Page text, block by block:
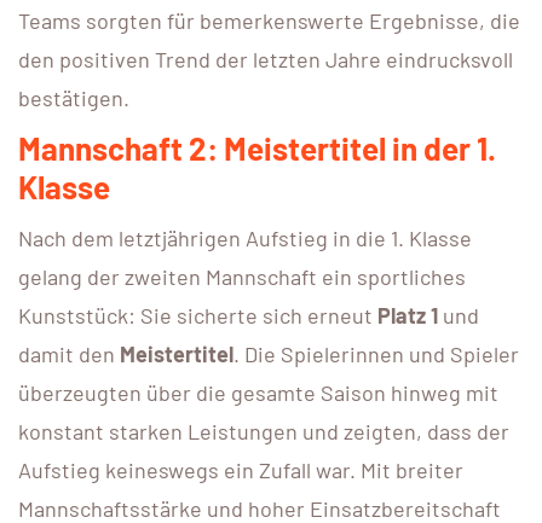
Teams sorgten für bemerkenswerte Ergebnisse, die
den positiven Trend der letzten Jahre eindrucksvoll
bestätigen.
Mannschaft 2: Meistertitel in der 1.
Klasse
Nach dem letztjährigen Aufstieg in die 1. Klasse
gelang der zweiten Mannschaft ein sportliches
Kunststück: Sie sicherte sich erneut Platz 1 und
damit den Meistertitel. Die Spielerinnen und Spieler
überzeugten über die gesamte Saison hinweg mit
konstant starken Leistungen und zeigten, dass der
Aufstieg keineswegs ein Zufall war. Mit breiter
Mannschaftsstärke und hoher Einsatzbereitschaft